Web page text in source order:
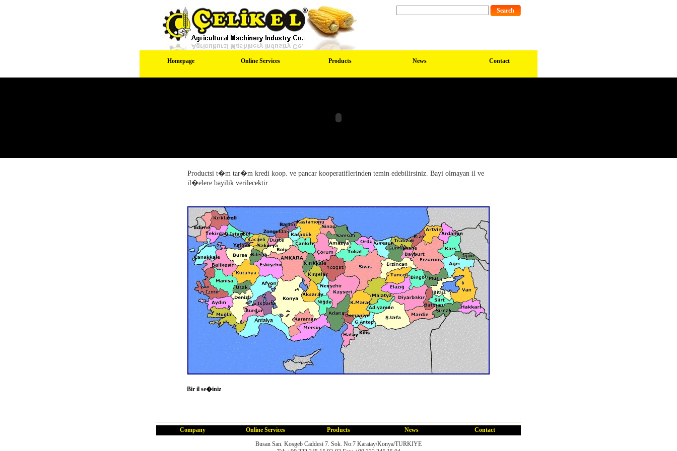
Homepage Online Services Products News Contact
Productsi t�m tar�m kredi koop. ve pancar kooperatiflerinden temin edebilirsiniz. Bayi olmayan il ve
il�elere bayilik verilecektir.
Bir il se�iniz
Company Online Services Products News
Contact
Busan San. Kosgeb Caddesi 7. Sok. No:7 Karatay/Konya/TURKIYE